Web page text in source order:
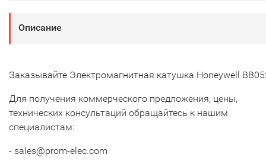
Описание
Заказывайте Электромагнитная катушка Honeywell
Для получения коммерческого предложения, цены,
технических консультаций обращайтесь к нашим
специалистам:
- sales@prom-elec.com